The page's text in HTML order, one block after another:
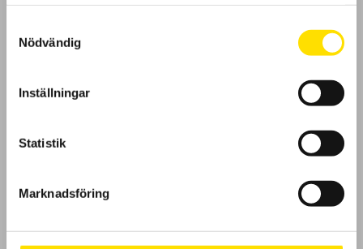
Nödvändig
Inställningar
Statistik
Marknadsföring